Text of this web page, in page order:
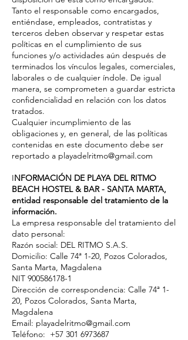
Tanto el responsable como encargados,
entiéndase, empleados, contratistas y
terceros deben observar y respetar estas
políticas en el cumplimiento de sus
funciones y/o actividades aún después de
terminados los vínculos legales, comerciales,
laborales o de cualquier índole. De igual
manera, se comprometen a guardar estricta
confidencialidad en relación con los datos
tratados.
Cualquier incumplimiento de las
obligaciones y, en general, de las políticas
contenidas en este documento debe ser
reportado a playadelritmo@gmail.com
INFORMACIÓN DE PLAYA DEL RITMO
BEACH HOSTEL & BAR - SANTA MARTA,
entidad responsable del tratamiento de la
información.
La empresa responsable del tratamiento del
dato personal:
Razón social: DEL RITMO S.A.S.
Domicilio: Calle 74ª 1-20, Pozos Colorados,
Santa Marta, Magdalena
NIT 900586178-1
Dirección de correspondencia: Calle 74ª 1-
20, Pozos Colorados, Santa Marta,
Magdalena
Email: playadelritmo@gmail.com
Teléfono: +57 301 6973687